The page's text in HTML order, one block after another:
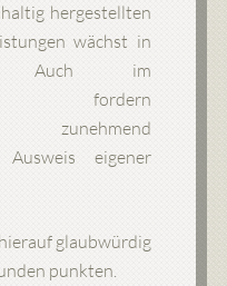
hergestellten
wächst in
Auch im
fordern
zunehmend
eigener
glaubwürdig
punkten.